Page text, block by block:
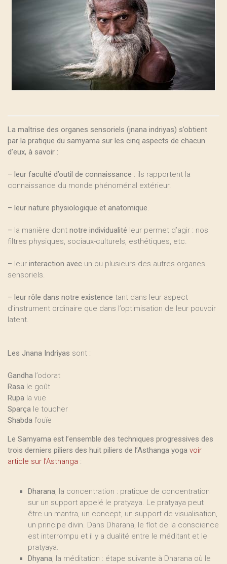
La maîtrise des organes sensoriels (jnana indriyas) s’obtient
par la pratique du samyama sur les cinq aspects de chacun
d’eux, à savoir :
– leur faculté d’outil de connaissance : ils rapportent la
connaissance du monde phénoménal extérieur.
– leur nature physiologique et anatomique.
– la manière dont notre individualité leur permet d’agir : nos
filtres physiques, sociaux-culturels, esthétiques, etc.
– leur interaction avec un ou plusieurs des autres organes
sensoriels.
– leur rôle dans notre existence tant dans leur aspect
d’instrument ordinaire que dans l’optimisation de leur pouvoir
latent.
Les Jnana Indriyas sont :
Gandha l’odorat
Rasa le goût
Rupa la vue
Sparça le toucher
Shabda l’ouïe
Le Samyama est l’ensemble des techniques progressives des
trois derniers piliers des huit piliers de l’Asthanga yoga voir
article sur l’Asthanga :
Dharana, la concentration : pratique de concentration
sur un support appelé le pratyaya. Le pratyaya peut
être un mantra, un concept, un support de visualisation,
un principe divin. Dans Dharana, le flot de la conscience
est interrompu et il y a dualité entre le méditant et le
pratyaya.
Dhyana, la méditation : étape suivante à Dharana où le